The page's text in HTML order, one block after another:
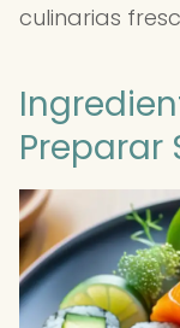
culinarias
Preparar